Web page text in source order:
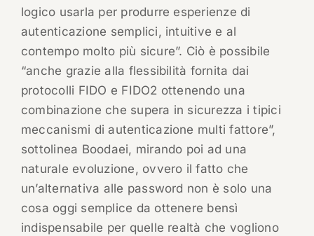
logico usarla per produrre esperienze di
autenticazione semplici, intuitive e al
contempo molto più sicure”. Ciò è possibile
“anche grazie alla flessibilità fornita dai
protocolli FIDO e FIDO2 ottenendo una
combinazione che supera in sicurezza i tipici
meccanismi di autenticazione multi fattore”,
sottolinea Boodaei, mirando poi ad una
naturale evoluzione, ovvero il fatto che
un’alternativa alle password non è solo una
cosa oggi semplice da ottenere bensì
indispensabile per quelle realtà che vogliono